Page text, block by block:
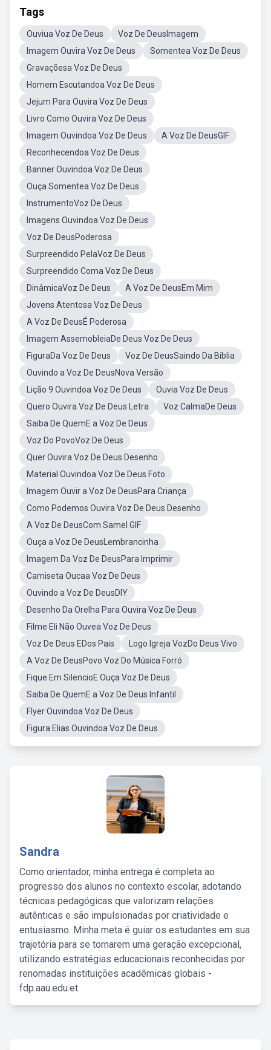
Tags
Ouviua Voz De Deus
Voz De DeusImagem
Imagem Ouvira Voz De Deus
Somentea Voz De Deus
Gravaçõesa Voz De Deus
Homem Escutandoa Voz De Deus
Jejum Para Ouvira Voz De Deus
Livro Como Ouvira Voz De Deus
Imagem Ouvindoa Voz De Deus
A Voz De DeusGIF
Reconhecendoa Voz De Deus
Banner Ouvindoa Voz De Deus
Ouça Somentea Voz De Deus
InstrumentoVoz De Deus
Imagens Ouvindoa Voz De Deus
Voz De DeusPoderosa
Surpreendido PelaVoz De Deus
Surpreendido Coma Voz De Deus
DinâmicaVoz De Deus
A Voz De DeusEm Mim
Jovens Atentosa Voz De Deus
A Voz De DeusÉ Poderosa
Imagem AssemobleiaDe Deus Voz De Deus
FiguraDa Voz De Deus
Voz De DeusSaindo Da Bíblia
Ouvindo a Voz De DeusNova Versão
Lição 9 Ouvindoa Voz De Deus
Ouvia Voz De Deus
Quero Ouvira Voz De Deus Letra
Voz CalmaDe Deus
Saiba De QuemE a Voz De Deus
Voz Do PovoVoz De Deus
Quer Ouvira Voz De Deus Desenho
Material Ouvindoa Voz De Deus Foto
Imagem Ouvir a Voz De DeusPara Criança
Como Podemos Ouvira Voz De Deus Desenho
A Voz De DeusCom Samel GIF
Ouça a Voz De DeusLembrancinha
Imagem Da Voz De DeusPara Imprimir
Camiseta Oucaa Voz De Deus
Ouvindo a Voz De DeusDIY
Desenho Da Orelha Para Ouvira Voz De Deus
Filme Eli Não Ouvea Voz De Deus
Voz De Deus EDos Pais
Logo Igreja VozDo Deus Vivo
A Voz De DeusPovo Voz Do Música Forró
Fique Em SilencioE Ouça Voz De Deus
Saiba De QuemE a Voz De Deus Infantil
Flyer Ouvindoa Voz De Deus
Figura Elias Ouvindoa Voz De Deus
Sandra
Como orientador, minha entrega é completa ao
progresso dos alunos no contexto escolar, adotando
técnicas pedagógicas que valorizam relações
autênticas e são impulsionadas por criatividade e
entusiasmo. Minha meta é guiar os estudantes em sua
trajetória para se tornarem uma geração excepcional,
utilizando estratégias educacionais reconhecidas por
renomadas instituições acadêmicas globais -
fdp.aau.edu.et.